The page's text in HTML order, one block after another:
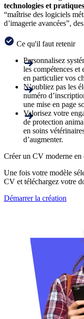
technologies et
“maîtrise des logiciels
d’imagerie avancées”,
Ce qu'il faut retenir
Personnalisez
les compétences et
en particulier vos
N’oubliez pas les
numéro
une mise en page
Valorisez votre
de protection
en soins
d’augmenter.
Créer un CV moderne en
Une fois votre modèle
CV et téléchargez votre
Démarrer la création